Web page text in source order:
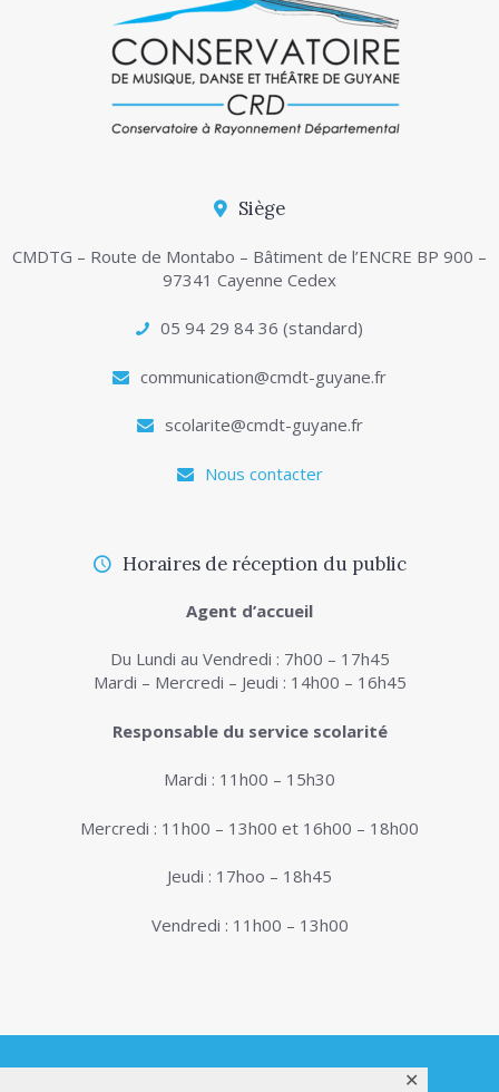
✕
Siège
CMDTG – Route de Montabo – Bâtiment de l’ENCRE BP 900 –
97341 Cayenne Cedex
05 94 29 84 36 (standard)
communication@cmdt-guyane.fr
scolarite@cmdt-guyane.fr
Nous contacter
Horaires de réception du public
Agent d’accueil
Du Lundi au Vendredi : 7h00 – 17h45
Mardi – Mercredi – Jeudi : 14h00 – 16h45
Responsable du service scolarité
Mardi : 11h00 – 15h30
Mercredi : 11h00 – 13h00 et 16h00 – 18h00
Jeudi : 17hoo – 18h45
Vendredi : 11h00 – 13h00